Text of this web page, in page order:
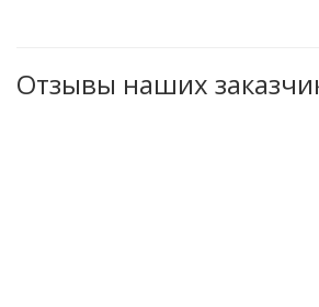
Отзывы наших